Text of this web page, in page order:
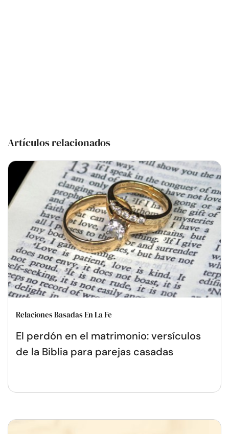
Artículos relacionados
Relaciones Basadas En La Fe
El perdón en el matrimonio: versículos
de la Biblia para parejas casadas